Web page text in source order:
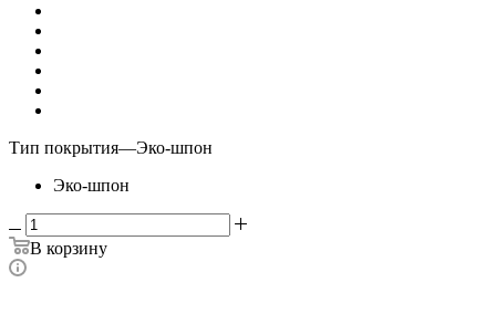
Тип покрытия—Эко-шпон
Эко-шпон
В корзину